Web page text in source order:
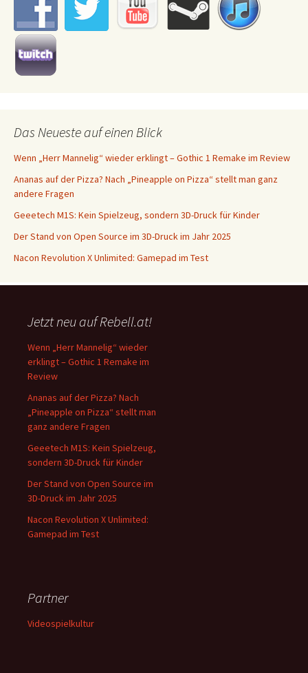
Das Neueste auf einen Blick
Wenn „Herr Mannelig“ wieder erklingt – Gothic 1 Remake im Review
Ananas auf der Pizza? Nach „Pineapple on Pizza“ stellt man ganz
andere Fragen
Geeetech M1S: Kein Spielzeug, sondern 3D-Druck für Kinder
Der Stand von Open Source im 3D-Druck im Jahr 2025
Nacon Revolution X Unlimited: Gamepad im Test
Jetzt neu auf Rebell.at!
Wenn „Herr Mannelig“ wieder
erklingt – Gothic 1 Remake im
Review
Ananas auf der Pizza? Nach
„Pineapple on Pizza“ stellt man
ganz andere Fragen
Geeetech M1S: Kein Spielzeug,
sondern 3D-Druck für Kinder
Der Stand von Open Source im
3D-Druck im Jahr 2025
Nacon Revolution X Unlimited:
Gamepad im Test
Partner
Videospielkultur